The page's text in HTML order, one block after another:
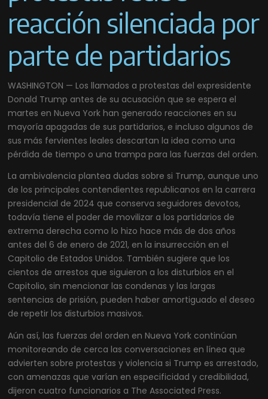
reacción silenciada por
parte de partidarios
WASHINGTON — Los llamados a protestas del expresidente
Donald Trump antes de su acusación que se espera el
martes en Nueva York han generado reacciones en su
mayoría apagadas de sus partidarios, e incluso algunos de
sus más fervientes leales descartan la idea como una
pérdida de tiempo o una trampa para las fuerzas del orden.
La ambivalencia plantea dudas sobre si Trump, aunque uno
de los principales contendientes republicanos en la carrera
presidencial de 2024 que conserva seguidores devotos,
todavía tiene el poder de movilizar a los partidarios de
extrema derecha como lo hizo hace más de dos años
antes del 6 de enero de 2021, en la insurrección en el
Capitolio de Estados Unidos. También sugiere que los
cientos de arrestos que siguieron a los disturbios en el
Capitolio, sin mencionar las condenas y las largas
sentencias de prisión, pueden haber amortiguado el deseo
de repetir los disturbios masivos.
Aún así, las fuerzas del orden en Nueva York continúan
monitoreando de cerca las conversaciones en línea que
advierten sobre protestas y violencia si Trump es arrestado,
con amenazas que varían en especificidad y credibilidad,
dijeron cuatro funcionarios a The Associated Press.